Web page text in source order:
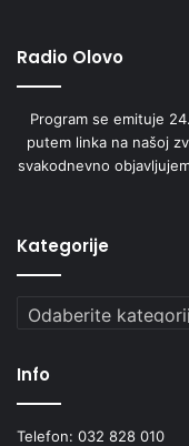
Radio Olovo
Program se emituje
putem linka na našoj
svakodnevno
Kategorije
Kategorije
Info
Telefon: 032 828 010